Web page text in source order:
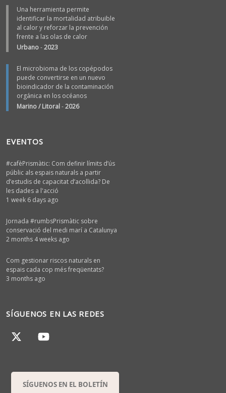
Una herramienta permite
identificar la mortalidad atribuible
al calor y reforzar la prevención
frente a las olas de calor
Urbano-2023
El microbioma de los copépodos
puede convertirse en un nuevo
bioindicador de la contaminación
orgánica en los océanos
Marino / Litoral-2026
EVENTOS
#cafèPrismàtic: Com definir límits d’ús
públic als espais naturals a partir
d’estudis de capacitat d’acollida? De
les dades a l'acció
1 week 6 days ago
Jornada #rumbsPrismàtic sobre
conservació del medi marí a Catalunya
2 months 4 weeks ago
Com gestionar riscos naturals en
espais cada cop més freqüentats?
3 months ago
SÍGUENOS EN LAS REDES
SÍGUENOS EN EL BOLETÍN